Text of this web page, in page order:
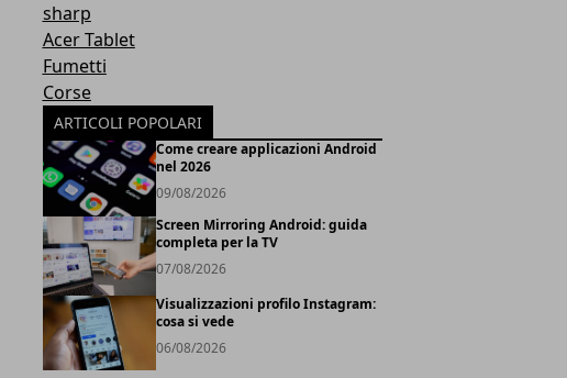
sharp
Acer Tablet
Fumetti
Corse
ARTICOLI POPOLARI
Come creare applicazioni Android
nel 2026
09/08/2026
Screen Mirroring Android: guida
completa per la TV
07/08/2026
Visualizzazioni profilo Instagram:
cosa si vede
06/08/2026